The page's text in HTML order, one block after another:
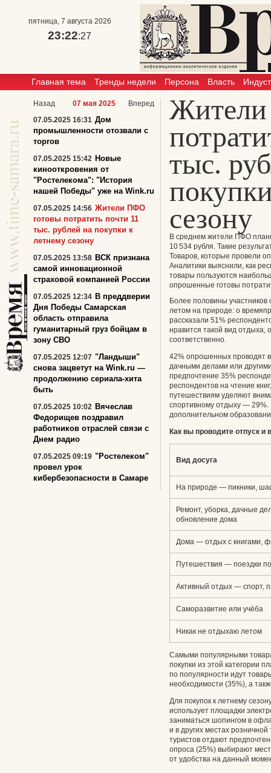
пятница, 7 августа 2026
23:22:27
Главная тема Тренды недели Персона Власть
тыс.
сезону
В среднем жители ПФО
10 534 рубля. Такие
Товаров, которые провели
Аналитики выяснили, как
товары пользуются
опрошенные готовы
Более половины
летом на природе: о
рассказали 51%
нравится такой вид отдыха,
соответственно.
42% опрошенных проводят
дачными делами или
предпочтение 35%
респондентов на чтение
путешествиям уделяют
спортивному отдыху —
дополнительном
Как вы проводите отпуск
Вид досуга
На природе — пикники,
Ремонт, уборка, дачные
обновление дома
Дома — отдых с книгами,
Путешествия — поездки
Активный отдых — спорт,
Саморазвитие или учёба
Никак не отдыхаю летом
Самыми популярными
покупки из этой категории
по популярности идут
необходимости (35%), а
Для покупок к летнему
использует площадки
заниматься шопингом в
и в других местах
туристов отдают
опроса (25%) выбирают
от удобства на данный
Назад 07 мая 2025
Вперед
07.05.2025 16:31 Дом
промышленности отозвали с
торгов
07.05.2025 15:42 Новые
кинооткровения от
"Ростелекома": "История
нашей Победы" уже на Wink.ru
07.05.2025 14:56 Жители ПФО
готовы потратить почти 11
тыс. рублей на покупки к
летнему сезону
07.05.2025 13:58 ВСК признана
самой инновационной
страховой компанией России
07.05.2025 12:34 В преддверии
Дня Победы Самарская
область отправила
гуманитарный груз бойцам в
зону СВО
07.05.2025 12:07 "Ландыши"
снова зацветут на Wink.ru —
продолжению сериала-хита
быть
07.05.2025 10:02 Вячеслав
Федорищев поздравил
работников отраслей связи с
Днем радио
07.05.2025 09:19 "Ростелеком"
провел урок
кибербезопасности в Самаре